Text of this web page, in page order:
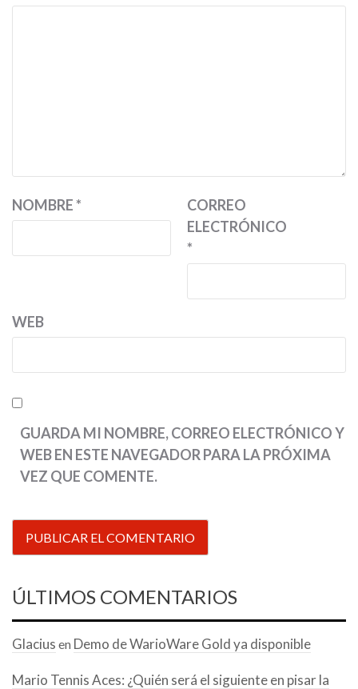
NOMBRE*
CORREO
ELECTRÓNICO
*
WEB
GUARDA MI NOMBRE, CORREO ELECTRÓNICO Y
WEB EN ESTE NAVEGADOR PARA LA PRÓXIMA
VEZ QUE COMENTE.
ÚLTIMOS COMENTARIOS
Glacius en Demo de WarioWare Gold ya disponible
Mario Tennis Aces: ¿Quién será el siguiente en pisar la